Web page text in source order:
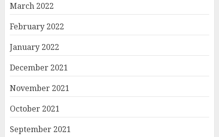
March 2022
February 2022
January 2022
December 2021
November 2021
October 2021
September 2021